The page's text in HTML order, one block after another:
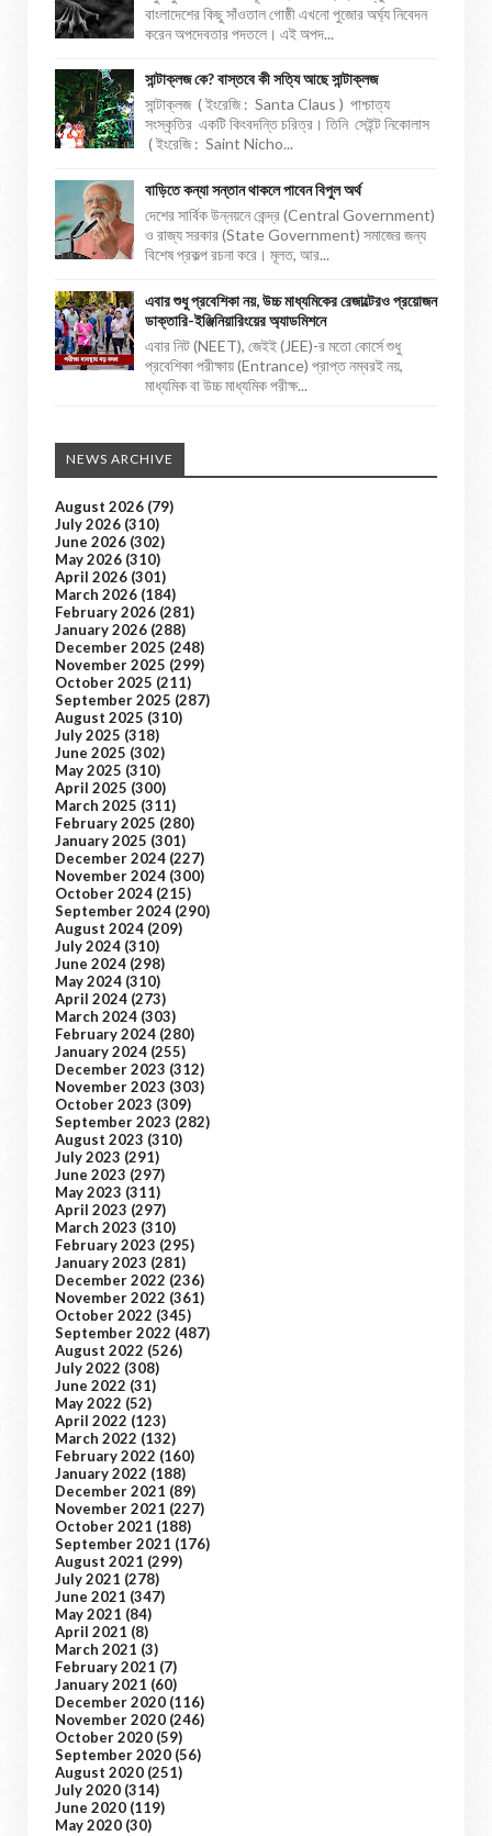
বাংলাদেশের কিছু সাঁওতাল গোষ্ঠী এখনো পুজোর অর্ঘ্য নিবেদন
করেন অপদেবতার পদতলে। এই অপদ...
সান্টাক্লজ কে? বাস্তবে কী সত্যি আছে সান্টাক্লজ
সান্টাক্লজ ( ইংরেজি : Santa Claus ) পাশ্চাত্য
সংস্কৃতির একটি কিংবদন্তি চরিত্র। তিনি সেইন্ট নিকোলাস
( ইংরেজি : Saint Nicho...
বাড়িতে কন্যা সন্তান থাকলে পাবেন বিপুল অর্থ
দেশের সার্বিক উন্নয়নে কেন্দ্র (Central Government)
ও রাজ্য সরকার (State Government) সমাজের জন্য
বিশেষ প্রকল্প রচনা করে। মূলত, আর...
এবার শুধু প্রবেশিকা নয়, উচ্চ মাধ্যমিকের রেজাল্টেরও প্রয়োজন
ডাক্তারি-ইঞ্জিনিয়ারিংয়ের অ্যাডমিশনে
এবার নিট (NEET), জেইই (JEE)-র মতো কোর্সে শুধু
প্রবেশিকা পরীক্ষায় (Entrance) প্রাপ্ত নম্বরই নয়,
মাধ্যমিক বা উচ্চ মাধ্যমিক পরীক্ষ...
NEWS ARCHIVE
August 2026 (79)
July 2026 (310)
June 2026 (302)
May 2026 (310)
April 2026 (301)
March 2026 (184)
February 2026 (281)
January 2026 (288)
December 2025 (248)
November 2025 (299)
October 2025 (211)
September 2025 (287)
August 2025 (310)
July 2025 (318)
June 2025 (302)
May 2025 (310)
April 2025 (300)
March 2025 (311)
February 2025 (280)
January 2025 (301)
December 2024 (227)
November 2024 (300)
October 2024 (215)
September 2024 (290)
August 2024 (209)
July 2024 (310)
June 2024 (298)
May 2024 (310)
April 2024 (273)
March 2024 (303)
February 2024 (280)
January 2024 (255)
December 2023 (312)
November 2023 (303)
October 2023 (309)
September 2023 (282)
August 2023 (310)
July 2023 (291)
June 2023 (297)
May 2023 (311)
April 2023 (297)
March 2023 (310)
February 2023 (295)
January 2023 (281)
December 2022 (236)
November 2022 (361)
October 2022 (345)
September 2022 (487)
August 2022 (526)
July 2022 (308)
June 2022 (31)
May 2022 (52)
April 2022 (123)
March 2022 (132)
February 2022 (160)
January 2022 (188)
December 2021 (89)
November 2021 (227)
October 2021 (188)
September 2021 (176)
August 2021 (299)
July 2021 (278)
June 2021 (347)
May 2021 (84)
April 2021 (8)
March 2021 (3)
February 2021 (7)
January 2021 (60)
December 2020 (116)
November 2020 (246)
October 2020 (59)
September 2020 (56)
August 2020 (251)
July 2020 (314)
June 2020 (119)
May 2020 (30)